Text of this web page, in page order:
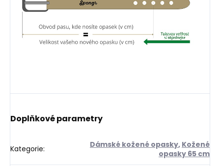
Doplňkové parametry
Kategorie: Dámské kožené opasky, Kožené
opasky 65 cm